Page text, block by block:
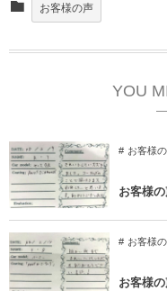
お客様の声
YOU
お客様
お客様
お客様
お客様